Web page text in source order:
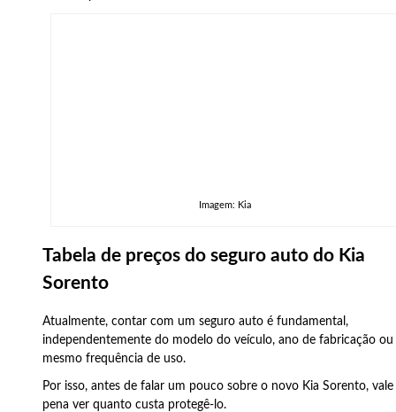
Imagem: Kia
Tabela de preços do seguro auto do Kia
Sorento
Atualmente, contar com um seguro auto é fundamental,
independentemente do modelo do veículo, ano de fabricação ou
mesmo frequência de uso.
Por isso, antes de falar um pouco sobre o novo Kia Sorento, vale
pena ver quanto custa protegê-lo.